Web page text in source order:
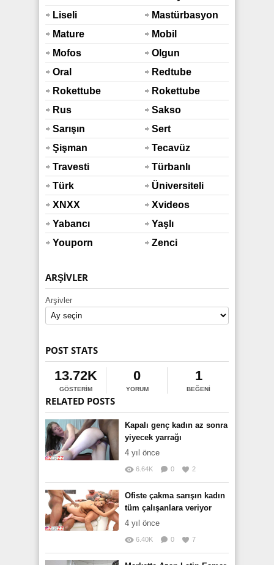
Liseli
Mastürbasyon
Mature
Mobil
Mofos
Olgun
Oral
Redtube
Rokettube
Rokettube
Mobil
Rus
Sakso
Sarışın
Sert
Şişman
Tecavüz
Travesti
Türbanlı
Türk
Üniversiteli
XNXX
Xvideos
Yabancı
Yaşlı
Youporn
Zenci
ARŞIVLER
Arşivler
POST STATS
13.72K
GÖSTERIM
0
YORUM
1
BEĞENI
RELATED POSTS
Kapalı genç kadın az sonra
yiyecek yarrağı
4 yıl önce
6.64K 0 2
Ofiste çakma sarışın kadın
tüm çalışanlara veriyor
4 yıl önce
6.40K 0 7